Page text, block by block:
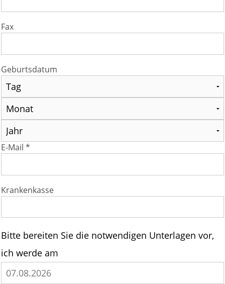
Fax
Geburtsdatum
E-Mail *
Krankenkasse
Bitte bereiten Sie die notwendigen Unterlagen vor,
ich werde am